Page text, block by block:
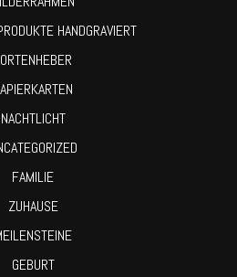
HANDGRAVIERT
NACHTLICHT
FAMILIE
ZUHAUSE
GEBURT